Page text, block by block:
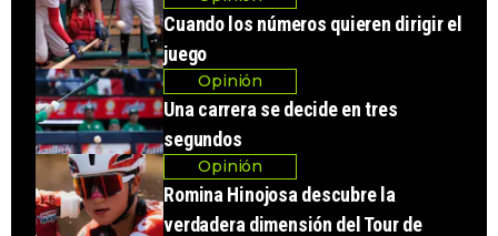
Cuando los números quieren dirigir el
juego
Opinión
Una carrera se decide en tres
segundos
Opinión
Romina Hinojosa descubre la
verdadera dimensión del Tour de